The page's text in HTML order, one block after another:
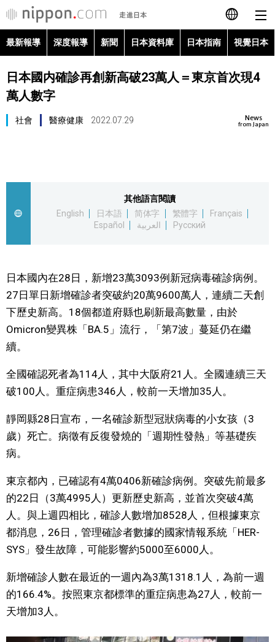
日本語
English
最新報導
視覺日本
臺灣香港
人物訪談
日本入門
社會
財經
文化
科學技術
official SNS
最新報導 深度報導 新聞 日本資料庫 日本指南 視覺日本
日本國内確診再創新高破23萬人＝東京首次現4
萬人數字
News
from Japan
社會 醫療健康 2022.07.29
其他語言閱讀
English
日本語 简体字 繁體字
Français
Español
العربية Русский
日本國內在28日，新增23萬3093例新冠病毒確診病例。
27日單日新增確診者突破約20萬9600萬人，連續二天創
下歷史新高。18個都道府縣也刷新最高數量，由於
Omicron變異株「BA.5」流行，「第7波」蔓延仍在繼
續。
全國確認死者為114人，其中大阪府21人。全國連續三天
破100人。重症病患346人，較前一天增加35人。
靜岡縣28日宣布，一名確診新型冠狀病毒的小女孩（3
歲）死亡。病徵有反復發燒的「週期性發熱」等基礎疾
病。
東京都內，已確認有4萬0406新確診病例。突破先前最多
的22日（3萬4995人）更新歷史新高，並首次突破4萬
人。與上週四相比，確診人數增加8528人，但根據東京
都消息，26日，管理確診者數據的國家情報系統「HER-
SYS」發生故障，可能影響約5000至6000人。
新增確診人數在最近的一週內為3萬1318.1人，為前一週
的166.4%。按照東京都標準的重症病患為27人，較前一
天增加3人。